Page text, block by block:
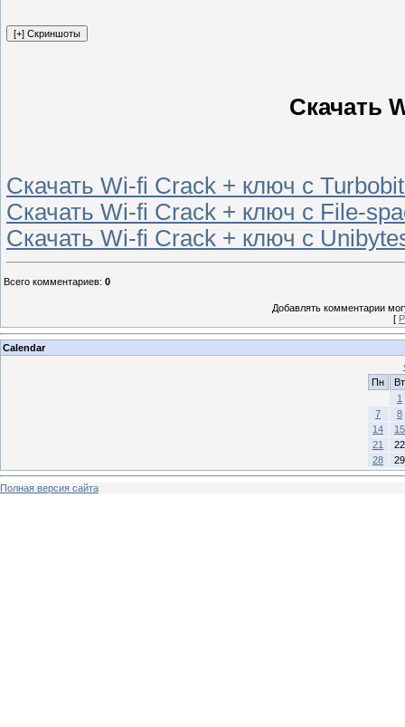
Скачать
Скачать Wi-fi Crack + ключ с
Скачать Wi-fi Crack + ключ с File-
Скачать Wi-fi Crack + ключ с
Всего комментариев: 0
Добавлять комментарии
[
Calendar
Пн
Вт
1
7
8
14
15
21
22
28
29
Полная версия сайта